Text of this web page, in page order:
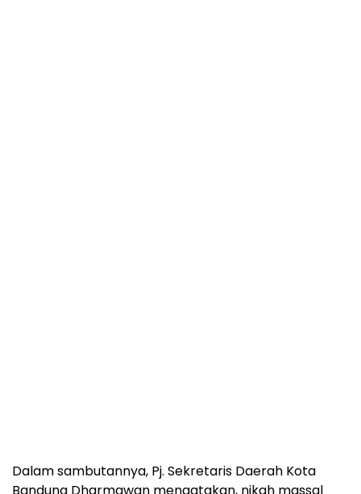
Dalam sambutannya, Pj. Sekretaris Daerah Kota
Bandung Dharmawan mengatakan, nikah massal